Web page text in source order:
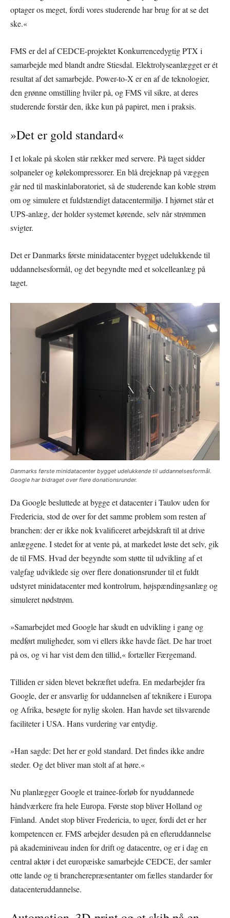
optager os meget, fordi vores studerende har brug for at se det
ske.«
FMS er del af CEDCE-projektet Konkurrencedygtig PTX i
samarbejde med blandt andre Stiesdal. Elektrolyseanlægget er ét
resultat af det samarbejde. Power-to-X er en af de teknologier,
den grønne omstilling hviler på, og FMS vil sikre, at deres
studerende forstår den, ikke kun på papiret, men i praksis.
»Det er gold standard«
I et lokale på skolen står rækker med servere. På taget sidder
solpaneler og kølekompressorer. En blå drejeknap på væggen
går ned til maskinlaboratoriet, så de studerende kan koble strøm
om og simulere et fuldstændigt datacentermiljø. I hjørnet står et
UPS-anlæg, der holder systemet kørende, selv når strømmen
svigter.
Det er Danmarks første minidatacenter bygget udelukkende til
uddannelsesformål, og det begyndte med et solcelleanlæg på
taget.
Danmarks første minidatacenter bygget udelukkende til uddannelsesformål.
Google har bidraget over flere donationsrunder.
Da Google besluttede at bygge et datacenter i Taulov uden for
Fredericia, stod de over for det samme problem som resten af
branchen: der er ikke nok kvalificeret arbejdskraft til at drive
anlæggene. I stedet for at vente på, at markedet løste det selv, gik
de til FMS. Hvad der begyndte som støtte til udvikling af et
valgfag udviklede sig over flere donationsrunder til et fuldt
udstyret minidatacenter med kontrolrum, højspændingsanlæg og
simuleret nødstrøm.
»Samarbejdet med Google har skudt en udvikling i gang og
medført muligheder, som vi ellers ikke havde fået. De har troet
på os, og vi har vist dem den tillid,« fortæller Færgemand.
Tilliden er siden blevet bekræftet udefra. En medarbejder fra
Google, der er ansvarlig for uddannelsen af teknikere i Europa
og Afrika, besøgte for nylig skolen. Han havde set tilsvarende
faciliteter i USA. Hans vurdering var entydig.
»Han sagde: Det her er gold standard. Det findes ikke andre
steder. Og det bliver man stolt af at høre.«
Nu planlægger Google et trainee-forløb for nyuddannede
håndværkere fra hele Europa. Første stop bliver Holland og
Finland. Andet stop bliver Fredericia, to uger, fordi det er her
kompetencen er. FMS arbejder desuden på en efteruddannelse
på akademiniveau inden for drift og datacentre, og er i dag en
central aktør i det europæiske samarbejde CEDCE, der samler
otte lande og ti brancherepræsentanter om fælles standarder for
datacenteruddannelse.